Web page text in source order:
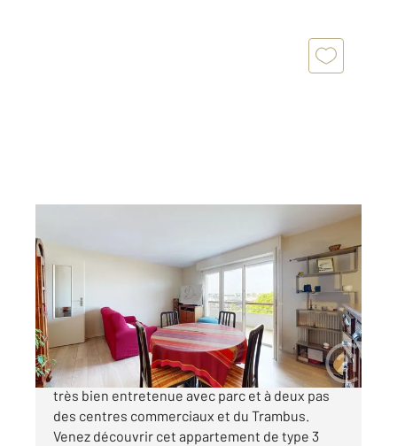
67,43 m
Ref : 5020
Appartement T3 à vendre
295 000 €
ANGLET - Au sein d'une copropriété sécurisée,
très bien entretenue avec parc et à deux pas
des centres commerciaux et du Trambus.
Venez découvrir cet appartement de type 3